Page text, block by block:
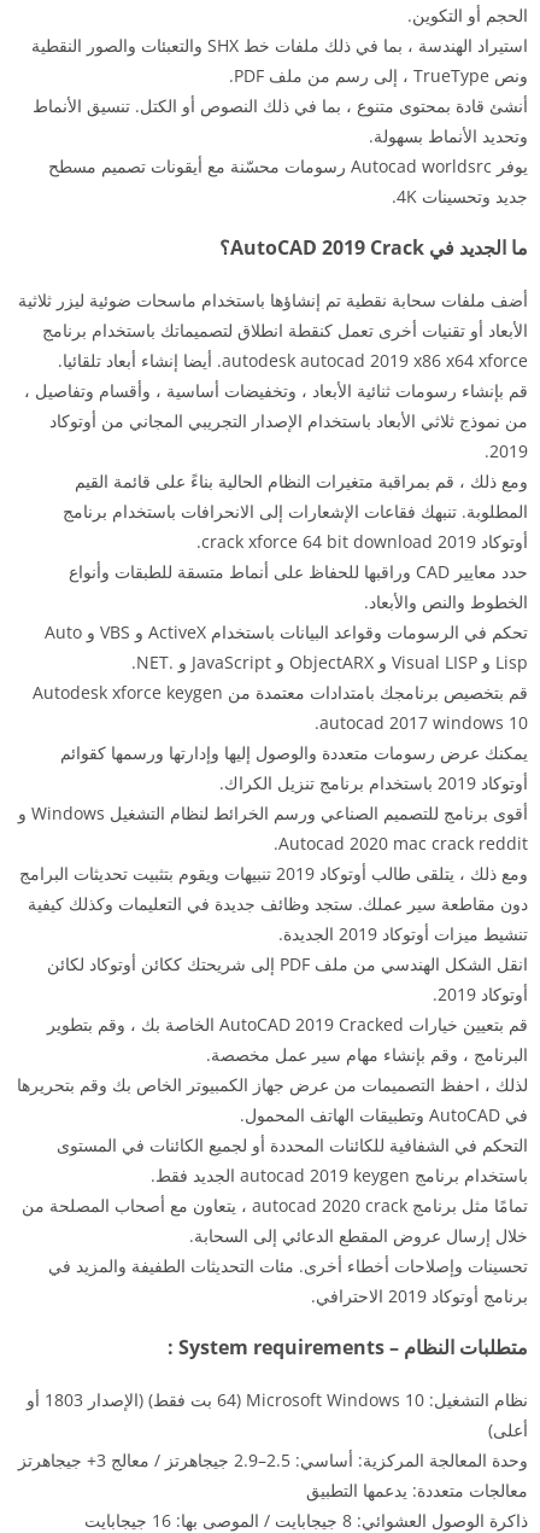
الحجم أو التكوين.
استيراد الهندسة ، بما في ذلك ملفات خط SHX والتعبئات والصور النقطية
ونص TrueType ، إلى رسم من ملف PDF.
أنشئ قادة بمحتوى متنوع ، بما في ذلك النصوص أو الكتل. تنسيق الأنماط
وتحديد الأنماط بسهولة.
يوفر Autocad worldsrc رسومات محسّنة مع أيقونات تصميم مسطح
جديد وتحسينات 4K.
ما الجديد في AutoCAD 2019 Crack؟
أضف ملفات سحابة نقطية تم إنشاؤها باستخدام ماسحات ضوئية ليزر ثلاثية
الأبعاد أو تقنيات أخرى تعمل كنقطة انطلاق لتصميماتك باستخدام برنامج
autodesk autocad 2019 x86 x64 xforce. أيضا إنشاء أبعاد تلقائيا.
قم بإنشاء رسومات ثنائية الأبعاد ، وتخفيضات أساسية ، وأقسام وتفاصيل ،
من نموذج ثلاثي الأبعاد باستخدام الإصدار التجريبي المجاني من أوتوكاد
2019.
ومع ذلك ، قم بمراقبة متغيرات النظام الحالية بناءً على قائمة القيم
المطلوبة. تنبهك فقاعات الإشعارات إلى الانحرافات باستخدام برنامج
أوتوكاد 2019 crack xforce 64 bit download.
حدد معايير CAD وراقبها للحفاظ على أنماط متسقة للطبقات وأنواع
الخطوط والنص والأبعاد.
تحكم في الرسومات وقواعد البيانات باستخدام ActiveX و VBS و Auto
Lisp و Visual LISP و ObjectARX و JavaScript و .NET.
قم بتخصيص برنامجك بامتدادات معتمدة من Autodesk xforce keygen
autocad 2017 windows 10.
يمكنك عرض رسومات متعددة والوصول إليها وإدارتها ورسمها كقوائم
أوتوكاد 2019 باستخدام برنامج تنزيل الكراك.
أقوى برنامج للتصميم الصناعي ورسم الخرائط لنظام التشغيل Windows و
Autocad 2020 mac crack reddit.
ومع ذلك ، يتلقى طالب أوتوكاد 2019 تنبيهات ويقوم بتثبيت تحديثات البرامج
دون مقاطعة سير عملك. ستجد وظائف جديدة في التعليمات وكذلك كيفية
تنشيط ميزات أوتوكاد 2019 الجديدة.
انقل الشكل الهندسي من ملف PDF إلى شريحتك ككائن أوتوكاد لكائن
أوتوكاد 2019.
قم بتعيين خيارات AutoCAD 2019 Cracked الخاصة بك ، وقم بتطوير
البرنامج ، وقم بإنشاء مهام سير عمل مخصصة.
لذلك ، احفظ التصميمات من عرض جهاز الكمبيوتر الخاص بك وقم بتحريرها
في AutoCAD وتطبيقات الهاتف المحمول.
التحكم في الشفافية للكائنات المحددة أو لجميع الكائنات في المستوى
باستخدام برنامج autocad 2019 keygen الجديد فقط.
تمامًا مثل برنامج autocad 2020 crack ، يتعاون مع أصحاب المصلحة من
خلال إرسال عروض المقطع الدعائي إلى السحابة.
تحسينات وإصلاحات أخطاء أخرى. مئات التحديثات الطفيفة والمزيد في
برنامج أوتوكاد 2019 الاحترافي.
متطلبات النظام – System requirements :
نظام التشغيل: Microsoft Windows 10 (64 بت فقط) (الإصدار 1803 أو
أعلى)
وحدة المعالجة المركزية: أساسي: 2.5–2.9 جيجاهرتز / معالج 3+ جيجاهرتز
معالجات متعددة: يدعمها التطبيق
ذاكرة الوصول العشوائي: 8 جيجابايت / الموصى بها: 16 جيجابايت